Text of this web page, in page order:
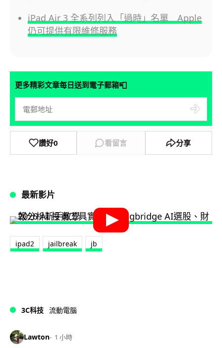
iPad Air 3 全系列列入「過時」名單 Apple
仍可提供有限維修服務
更多精彩文章每日送到電子郵箱📮
讚好0 看留言 分享
最新影片
ipad2 jailbreak jb
3C科技 流動電腦
Lawton 1 小時